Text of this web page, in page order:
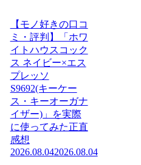
【モノ好きの口コ
ミ・評判】「ホワ
イトハウスコック
ス ネイビー×エス
プレッソ
S9692(キーケー
ス・キーオーガナ
イザー)」を実際
に使ってみた正直
感想
2026.08.042026.08.04